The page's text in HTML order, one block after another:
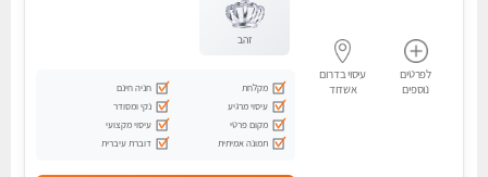
לפרטים
נוספים
עיסוי בדרום
אשדוד
זהב
מקלחת
חניה חינם
עיסוי מרגיע
נקי ומסודר
מקום פרטי
עיסוי מקצועי
תמונה אמיתית
דוברת עיברית